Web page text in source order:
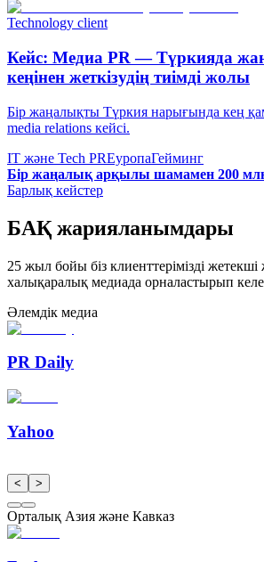
Technology client
Кейс: Медиа PR — Түркияда
кеңінен жеткізудің тиімді жолы
Бір жаңалықты Түркия нарығында кең
media relations кейсі.
IT және Tech PRЕуропаГейминг
Бір жаңалық арқылы шамамен 200 млн
Барлық кейстер
БАҚ жарияланымдары
25 жыл бойы біз клиенттерімізді жетекші
халықаралық медиада орналастырып
Әлемдік медиа
PR Daily
Yahoo
< >
Орталық Азия және Кавказ